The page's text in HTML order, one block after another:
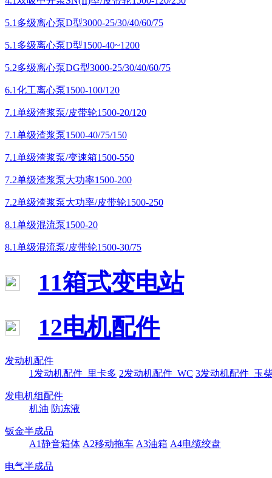
5.1多级离心泵D型3000-25/30/40/60/75
5.1多级离心泵D型1500-40~1200
5.2多级离心泵DG型3000-25/30/40/60/75
6.1化工离心泵1500-100/120
7.1单级渣浆泵/皮带轮1500-20/120
7.1单级渣浆泵1500-40/75/150
7.1单级渣浆泵/变速箱1500-550
7.2单级渣浆泵大功率1500-200
7.2单级渣浆泵大功率/皮带轮1500-250
8.1单级混流泵1500-20
8.1单级混流泵/皮带轮1500-30/75
11箱式变电站
12电机配件
发动机配件
1发动机配件_里卡多 2发动机配件_WC 3发动机配件_玉
发电机组配件
机油 防冻液
钣金半成品
A1静音箱体 A2移动拖车 A3油箱 A4电缆绞盘
电气半成品